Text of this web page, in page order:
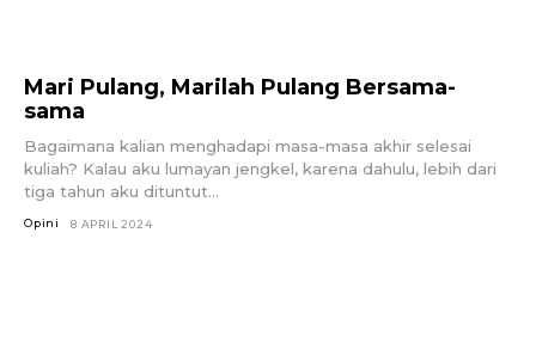
Mari Pulang, Marilah Pulang Bersama-
sama
Bagaimana kalian menghadapi masa-masa akhir selesai
kuliah? Kalau aku lumayan jengkel, karena dahulu, lebih dari
tiga tahun aku dituntut...
Opini 8 APRIL 2024